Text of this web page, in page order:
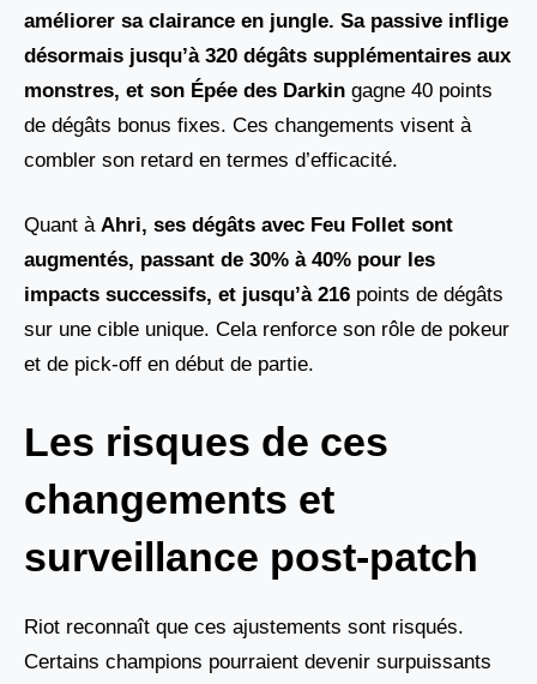
améliorer sa clairance en jungle. Sa passive inflige
désormais jusqu’à 320 dégâts supplémentaires aux
monstres, et son Épée des Darkin gagne 40 points
de dégâts bonus fixes. Ces changements visent à
combler son retard en termes d’efficacité.
Quant à Ahri, ses dégâts avec Feu Follet sont
augmentés, passant de 30% à 40% pour les
impacts successifs, et jusqu’à 216 points de dégâts
sur une cible unique. Cela renforce son rôle de pokeur
et de pick-off en début de partie.
Les risques de ces
changements et
surveillance post-patch
Riot reconnaît que ces ajustements sont risqués.
Certains champions pourraient devenir surpuissants